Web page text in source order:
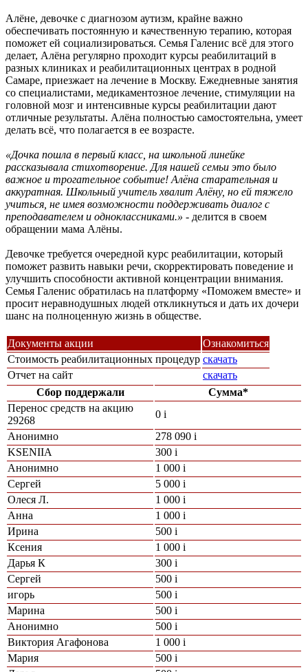
Алёне, девочке с диагнозом аутизм, крайне важно
обеспечивать постоянную и качественную терапию, которая
поможет ей социализироваться. Семья Галенис всё для этого
делает, Алёна регулярно проходит курсы реабилитаций в
разных клиниках и реабилитационных центрах в родной
Самаре, приезжает на лечение в Москву. Ежедневные занятия
со специалистами, медикаментозное лечение, стимуляции на
головной мозг и интенсивные курсы реабилитации дают
отличные результаты. Алёна полностью самостоятельна, умеет
делать всё, что полагается в ее возрасте.
«Дочка пошла в первый класс, на школьной линейке
рассказывала стихотворение. Для нашей семьи это было
важное и трогательное событие! Алёна старательная и
аккуратная. Школьный учитель хвалит Алёну, но ей тяжело
учиться, не имея возможности поддерживать диалог с
преподавателем и одноклассниками.» - делится в своем
обращении мама Алёны.
Девочке требуется очередной курс реабилитации, который
поможет развить навыки речи, скорректировать поведение и
улучшить способности активной концентрации внимания.
Семья Галенис обратилась на платформу «Поможем вместе» и
просит неравнодушных людей откликнуться и дать их дочери
шанс на полноценную жизнь в обществе.
Документы акции
Ознакомиться
Стоимость реабилитационных процедур скачать
Отчет на сайт
скачать
Сбор поддержали
Сумма*
Перенос средств на акцию
29268
0 i
Анонимно
278 090 i
KSENIIA
300 i
Анонимно
1 000 i
Сергей
5 000 i
Олеся Л.
1 000 i
Анна
1 000 i
Ирина
500 i
Ксения
1 000 i
Дарья К
300 i
Сергей
500 i
игорь
500 i
Марина
500 i
Анонимно
500 i
Виктория Агафонова
1 000 i
Мария
500 i